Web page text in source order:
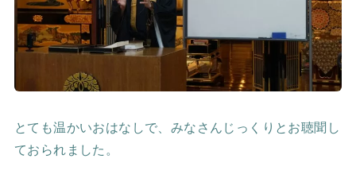
とても温かいおはなしで、みなさんじっくりとお聴聞し
ておられました。